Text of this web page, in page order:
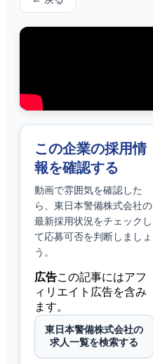
この企業の採用情
報を確認する
動画で雰囲気を確認した
ら、 東日本警備株式会社の
最新採用状況をチェックし
て応募可否を判断しましょ
う。
広告この記事にはアフ
ィリエイト広告を含み
ます。
東日本警備株式会社の
求人一覧を検索する